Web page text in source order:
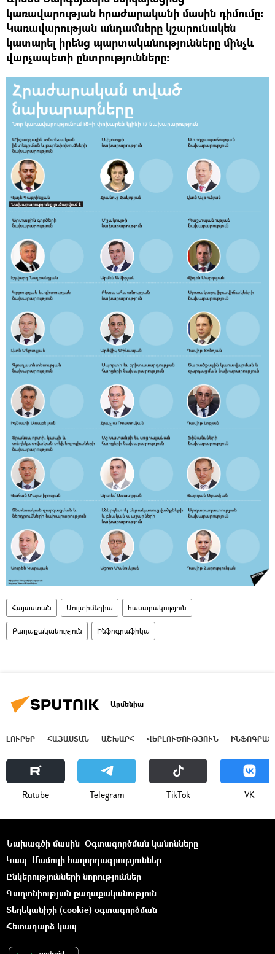
կառավարության հրաժարականի մասին դիմումը։
Կառավարության անդամները կշարունակեն
կատարել իրենց պարտականությունները մինչև
վարչապետի ընտրությունները։
Հայաստան Մուլտիմեդիա հասարակություն
Քաղաքականություն Ինֆոգրաֆիկա
Արմենիա
ԼՈՒՐԵՐ ՀԱՅԱՍՏԱՆ ԱՇԽԱՐՀ ՎԵՐԼՈՒԾՈՒԹՅՈՒՆ
Rutube Telegram ТikТоk VK
Նախագծի մասին Օգտագործման կանոնները
Կապ Մամուլի հաղորդագրություններ
Ընկերությունների նորություններ
Գաղտնիության քաղաքականություն
Տեղեկանիշի (cookie) օգտագործման
Հետադարձ կապ